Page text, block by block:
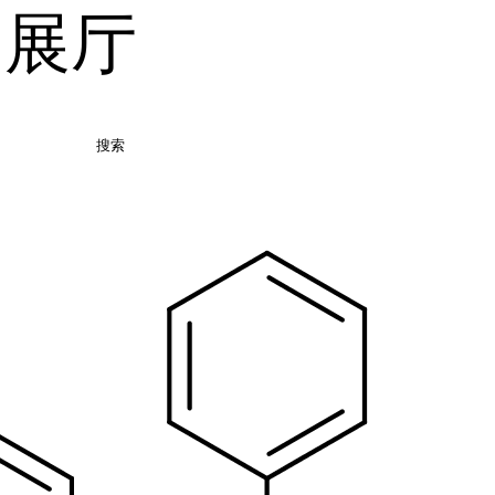
厅
搜索